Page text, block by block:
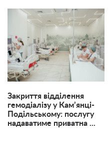
Закриття відділення
гемодіалізу у Кам’янці-
Подільському: послугу
надаватиме приватна ...